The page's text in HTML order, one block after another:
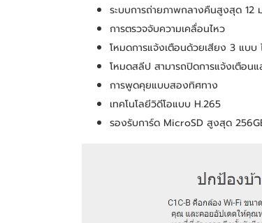
ระบบการถ่ายภาพกลางคืนสูงสุด 12
การตรวจจับความเคลื่อนไหว
โหมดการแจ้งเตือนด้วยเสียง 3 แบ
โหมดสลีป สามารถปิดการแจ้งเตือน
การพูดคุยแบบสองทิศทาง
เทคโนโลยีวิดีโอแบบ H.265
รองรับการ์ด MicroSD สูงสุด